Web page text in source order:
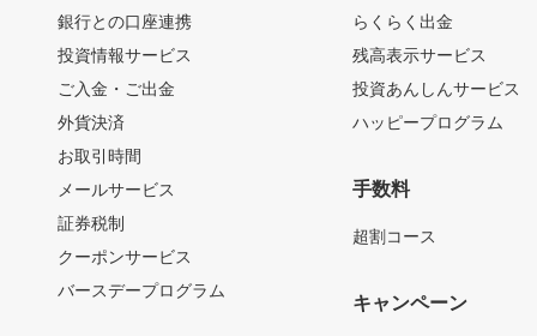
銀行との口座連携
投資情報サービス
ご入金・ご出金
外貨決済
お取引時間
メールサービス
証券税制
クーポンサービス
バースデープログラム
らくらく出金
残高表示サービス
投資あんしんサービス
ハッピープログラム
手数料
超割コース
キャンペーン